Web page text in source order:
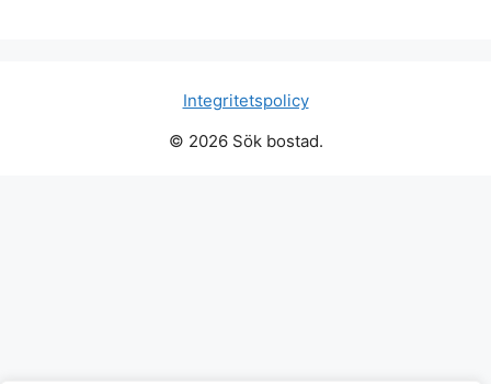
Integritetspolicy
© 2026 Sök bostad.